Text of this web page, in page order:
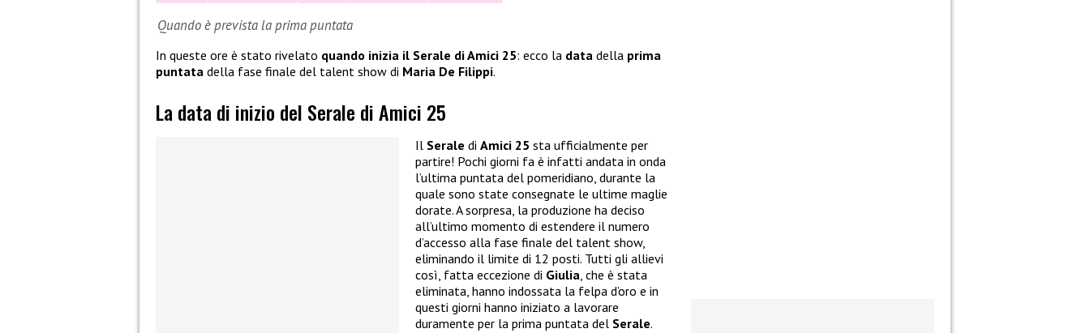
Quando è prevista la prima puntata
In queste ore è stato rivelato quando inizia il Serale di Amici 25: ecco la data della prima
puntata della fase finale del talent show di Maria De Filippi.
La data di inizio del Serale di Amici 25
Il Serale di Amici 25 sta ufficialmente per
partire! Pochi giorni fa è infatti andata in onda
l’ultima puntata del pomeridiano, durante la
quale sono state consegnate le ultime maglie
dorate. A sorpresa, la produzione ha deciso
all’ultimo momento di estendere il numero
d’accesso alla fase finale del talent show,
eliminando il limite di 12 posti. Tutti gli allievi
così, fatta eccezione di Giulia, che è stata
eliminata, hanno indossata la felpa d’oro e in
questi giorni hanno iniziato a lavorare
duramente per la prima puntata del Serale.